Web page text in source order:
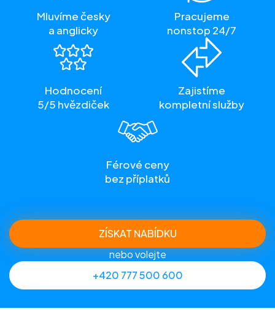
Mluvíme česky
a anglicky
Pracujeme
nonstop 24/7
Hodnocení
5/5 hvězdiček
Zajistíme
kompletní služby
Férové ceny
bez příplatků
ZÍSKAT NABÍDKU
nebo volejte
+420 777 500 600